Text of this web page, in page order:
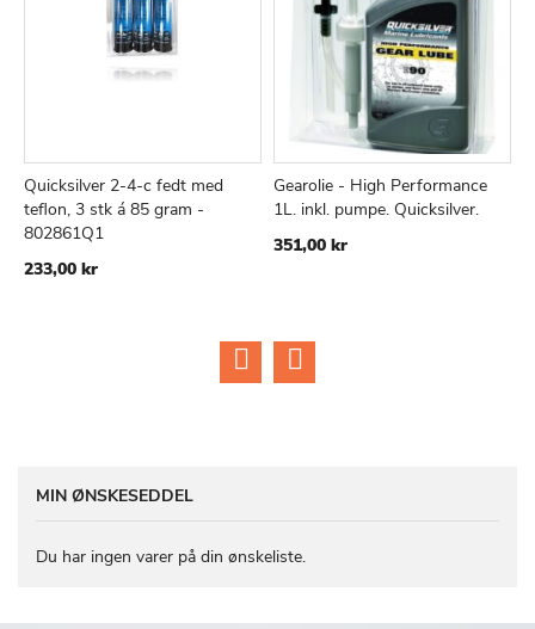
Læg i kurv
TILFØJSAMMENLIGN
Quicksilver 2-4-c fedt med
teflon, 3 stk á 85 gram -
802861Q1
233,00 kr
Læg i kurv
TILFØJ
Gearolie - High Performance
1L. inkl. pumpe. Quicksilver.
351,00 kr
MIN ØNSKESEDDEL
Du har ingen varer på din ønskeliste.